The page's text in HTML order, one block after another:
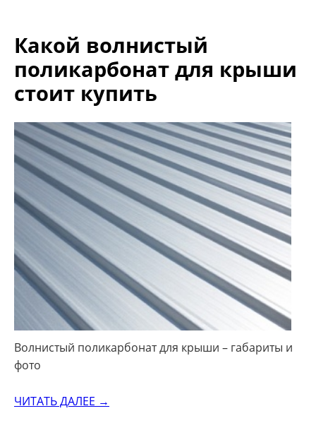
Какой волнистый
поликарбонат для крыши
стоит купить
Волнистый поликарбонат для крыши – габариты и
фото
ЧИТАТЬ ДАЛЕЕ →